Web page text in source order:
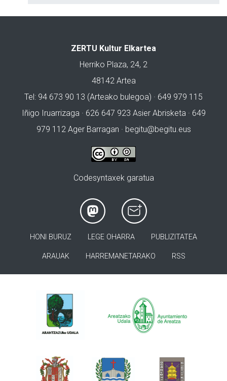
ZERTU Kultur Elkartea
Herriko Plaza, 24, 2
48142 Artea
Tel: 94 673 90 13 (Arteako bulegoa) · 649 979 115
Iñigo Iruarrizaga · 626 647 923 Asier Abrisketa · 649
979 112 Ager Barragan · begitu@begitu.eus
Codesyntaxek garatua
HONI BURUZ LEGE OHARRA PUBLIZITATEA
ARAUAK HARREMANETARAKO RSS